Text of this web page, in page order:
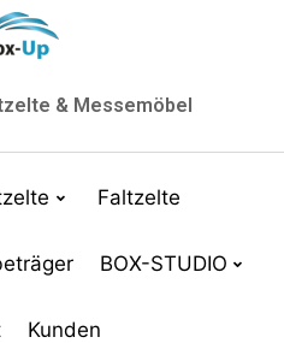
& Messemöbel
Faltzelte
BOX-STUDIO
Kunden